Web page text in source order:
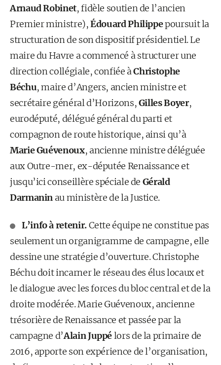
Arnaud Robinet, fidèle soutien de l’ancien
Premier ministre),Édouard Philippepoursuit la
structuration de son dispositif présidentiel. Le
maire du Havre a commencé à structurer une
direction collégiale, confiée àChristophe
Béchu, maire d’Angers, ancien ministre et
secrétaire général d’Horizons,Gilles Boyer,
eurodéputé, délégué général du parti et
compagnon de route historique, ainsi qu’à
Marie Guévenoux, ancienne ministre déléguée
aux Outre-mer, ex-députée Renaissance et
jusqu’ici conseillère spéciale de Gérald
Darmanin au ministère de la Justice.
L’info à retenir.Cette équipe ne constitue pas
seulement un organigramme de campagne, elle
dessine une stratégie d’ouverture. Christophe
Béchu doit incarner le réseau des élus locaux et
le dialogue avec les forces du bloc central et de la
droite modérée. Marie Guévenoux, ancienne
trésorière de Renaissance et passée par la
campagne d’Alain Juppélors de la primaire de
2016, apporte son expérience de l’organisation,